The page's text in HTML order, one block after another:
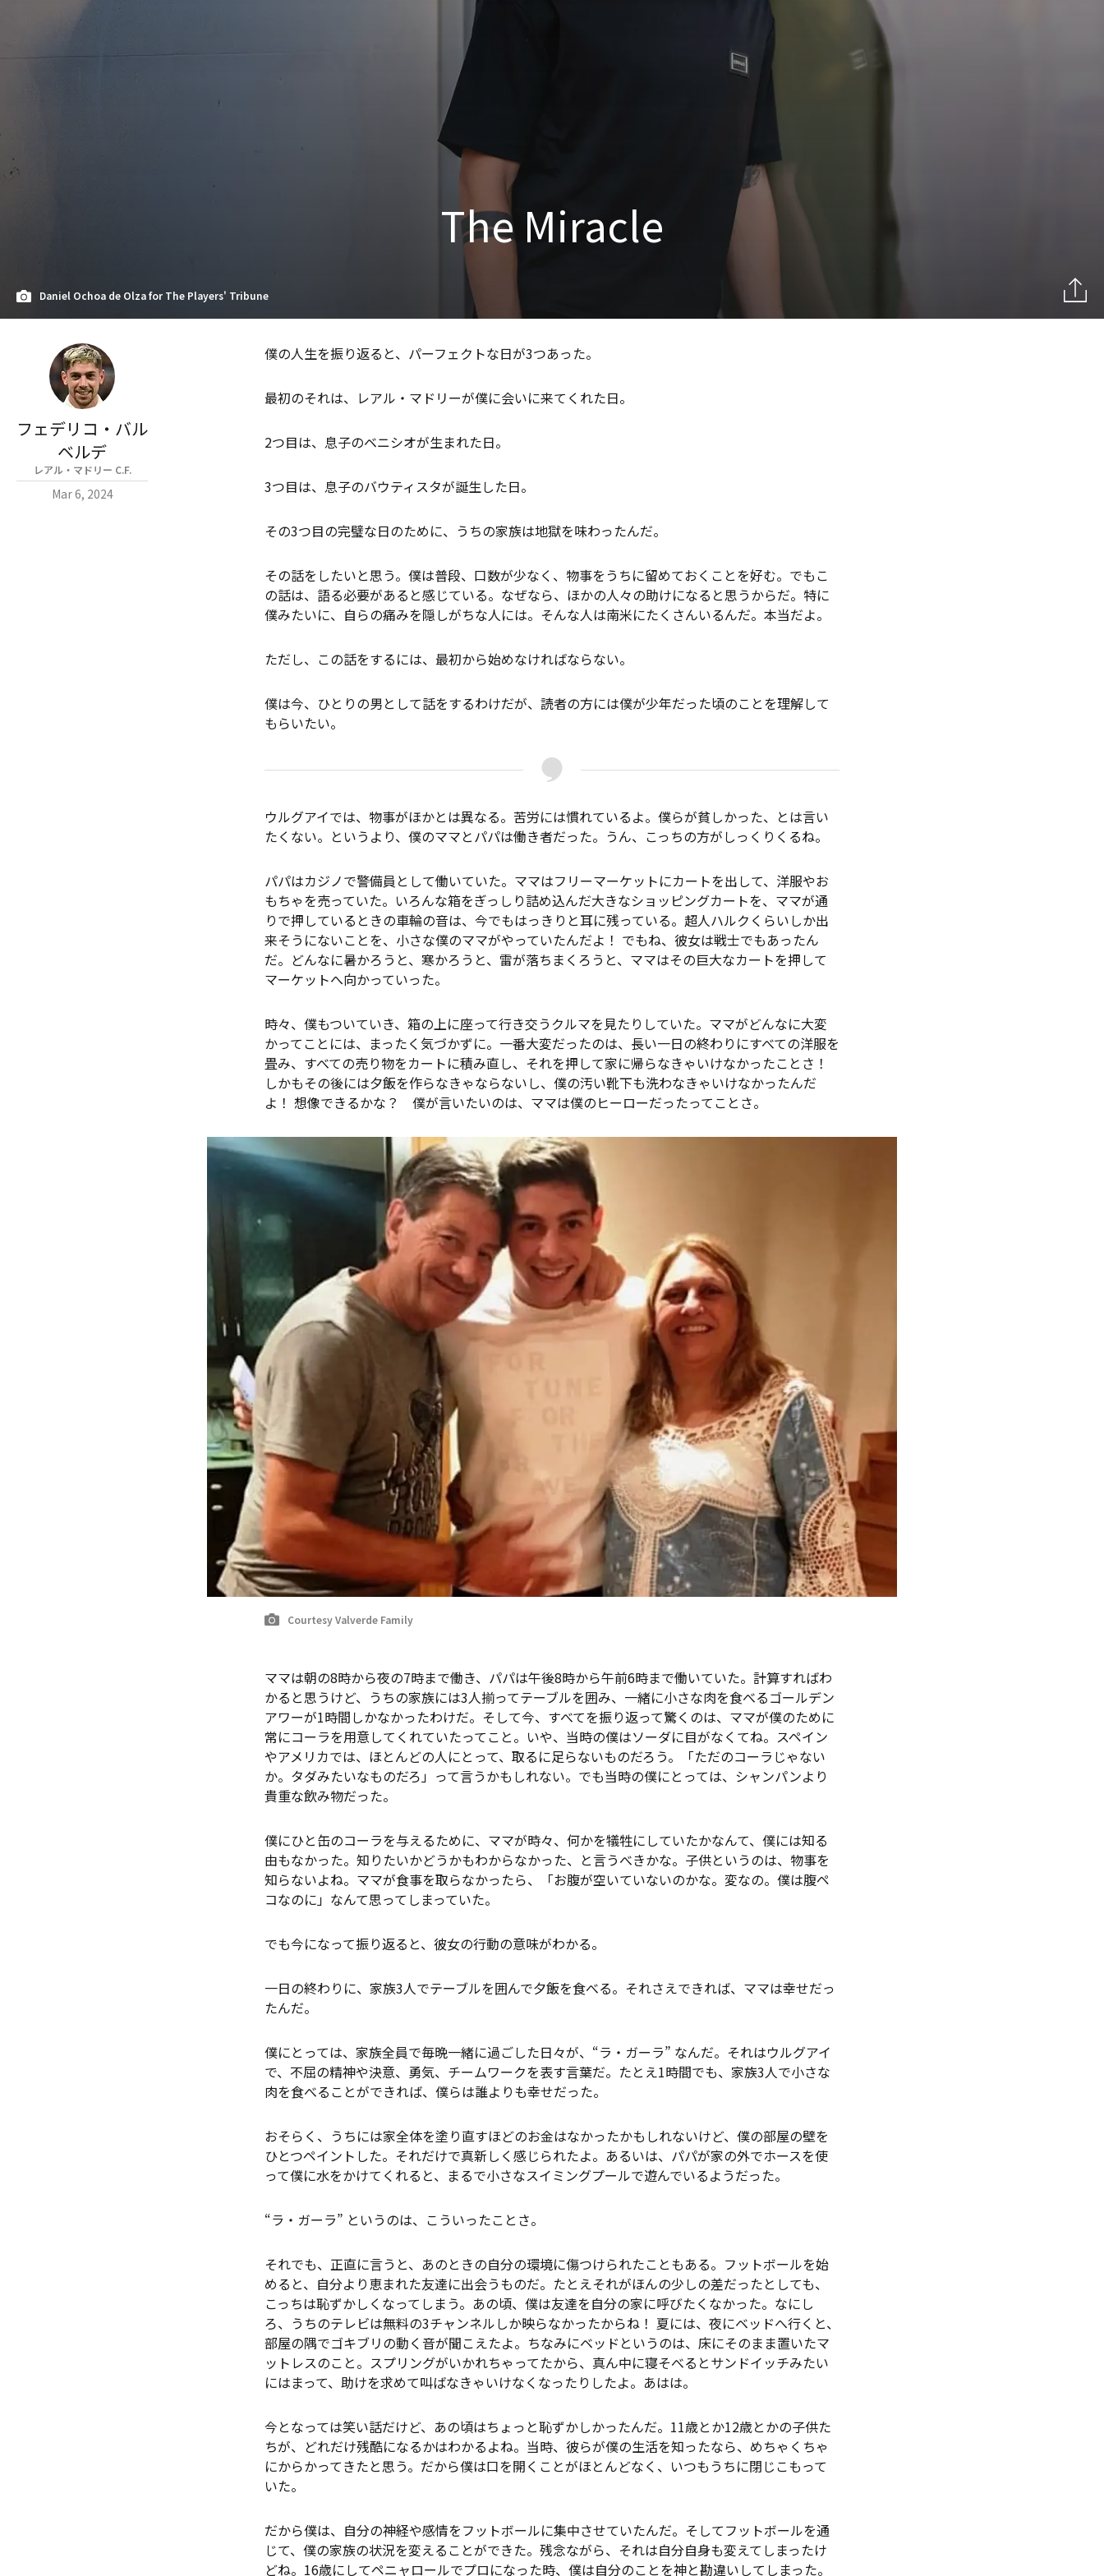
The Miracle
Daniel Ochoa de Olza for The Players' Tribune
フェデリコ・バル
ベルデ
レアル・マドリー C.F.
Mar 6, 2024
僕の人生を振り返ると、パーフェクトな日が3つあった。
最初のそれは、レアル・マドリーが僕に会いに来てくれた日。
2つ目は、息子のベニシオが生まれた日。
3つ目は、息子のバウティスタが誕生した日。
その3つ目の完璧な日のために、うちの家族は地獄を味わったんだ。
その話をしたいと思う。僕は普段、口数が少なく、物事をうちに留めておくことを好む。でもこ
の話は、語る必要があると感じている。なぜなら、ほかの人々の助けになると思うからだ。特に
僕みたいに、自らの痛みを隠しがちな人には。そんな人は南米にたくさんいるんだ。本当だよ。
ただし、この話をするには、最初から始めなければならない。
僕は今、ひとりの男として話をするわけだが、読者の方には僕が少年だった頃のことを理解して
もらいたい。
ウルグアイでは、物事がほかとは異なる。苦労には慣れているよ。僕らが貧しかった、とは言い
たくない。というより、僕のママとパパは働き者だった。うん、こっちの方がしっくりくるね。
パパはカジノで警備員として働いていた。ママはフリーマーケットにカートを出して、洋服やお
もちゃを売っていた。いろんな箱をぎっしり詰め込んだ大きなショッピングカートを、ママが通
りで押しているときの車輪の音は、今でもはっきりと耳に残っている。超人ハルクくらいしか出
来そうにないことを、小さな僕のママがやっていたんだよ！ でもね、彼女は戦士でもあったん
だ。どんなに暑かろうと、寒かろうと、雷が落ちまくろうと、ママはその巨大なカートを押して
マーケットへ向かっていった。
時々、僕もついていき、箱の上に座って行き交うクルマを見たりしていた。ママがどんなに大変
かってことには、まったく気づかずに。一番大変だったのは、長い一日の終わりにすべての洋服を
畳み、すべての売り物をカートに積み直し、それを押して家に帰らなきゃいけなかったことさ！
しかもその後には夕飯を作らなきゃならないし、僕の汚い靴下も洗わなきゃいけなかったんだ
よ！ 想像できるかな？ 僕が言いたいのは、ママは僕のヒーローだったってことさ。
Courtesy Valverde Family
ママは朝の8時から夜の7時まで働き、パパは午後8時から午前6時まで働いていた。計算すればわ
かると思うけど、うちの家族には3人揃ってテーブルを囲み、一緒に小さな肉を食べるゴールデン
アワーが1時間しかなかったわけだ。そして今、すべてを振り返って驚くのは、ママが僕のために
常にコーラを用意してくれていたってこと。いや、当時の僕はソーダに目がなくてね。スペイン
やアメリカでは、ほとんどの人にとって、取るに足らないものだろう。「ただのコーラじゃない
か。タダみたいなものだろ」って言うかもしれない。でも当時の僕にとっては、シャンパンより
貴重な飲み物だった。
僕にひと缶のコーラを与えるために、ママが時々、何かを犠牲にしていたかなんて、僕には知る
由もなかった。知りたいかどうかもわからなかった、と言うべきかな。子供というのは、物事を
知らないよね。ママが食事を取らなかったら、「お腹が空いていないのかな。変なの。僕は腹ペ
コなのに」なんて思ってしまっていた。
でも今になって振り返ると、彼女の行動の意味がわかる。
一日の終わりに、家族3人でテーブルを囲んで夕飯を食べる。それさえできれば、ママは幸せだっ
たんだ。
僕にとっては、家族全員で毎晩一緒に過ごした日々が、“ラ・ガーラ” なんだ。それはウルグアイ
で、不屈の精神や決意、勇気、チームワークを表す言葉だ。たとえ1時間でも、家族3人で小さな
肉を食べることができれば、僕らは誰よりも幸せだった。
おそらく、うちには家全体を塗り直すほどのお金はなかったかもしれないけど、僕の部屋の壁を
ひとつペイントした。それだけで真新しく感じられたよ。あるいは、パパが家の外でホースを使
って僕に水をかけてくれると、まるで小さなスイミングプールで遊んでいるようだった。
“ラ・ガーラ” というのは、こういったことさ。
それでも、正直に言うと、あのときの自分の環境に傷つけられたこともある。フットボールを始
めると、自分より恵まれた友達に出会うものだ。たとえそれがほんの少しの差だったとしても、
こっちは恥ずかしくなってしまう。あの頃、僕は友達を自分の家に呼びたくなかった。なにし
ろ、うちのテレビは無料の3チャンネルしか映らなかったからね！ 夏には、夜にベッドへ行くと、
部屋の隅でゴキブリの動く音が聞こえたよ。ちなみにベッドというのは、床にそのまま置いたマ
ットレスのこと。スプリングがいかれちゃってたから、真ん中に寝そべるとサンドイッチみたい
にはまって、助けを求めて叫ばなきゃいけなくなったりしたよ。あはは。
今となっては笑い話だけど、あの頃はちょっと恥ずかしかったんだ。11歳とか12歳とかの子供た
ちが、どれだけ残酷になるかはわかるよね。当時、彼らが僕の生活を知ったなら、めちゃくちゃ
にからかってきたと思う。だから僕は口を開くことがほとんどなく、いつもうちに閉じこもって
いた。
だから僕は、自分の神経や感情をフットボールに集中させていたんだ。そしてフットボールを通
じて、僕の家族の状況を変えることができた。残念ながら、それは自分自身も変えてしまったけ
どね。16歳にしてペニャロールでプロになった時、僕は自分のことを神と勘違いしてしまった。